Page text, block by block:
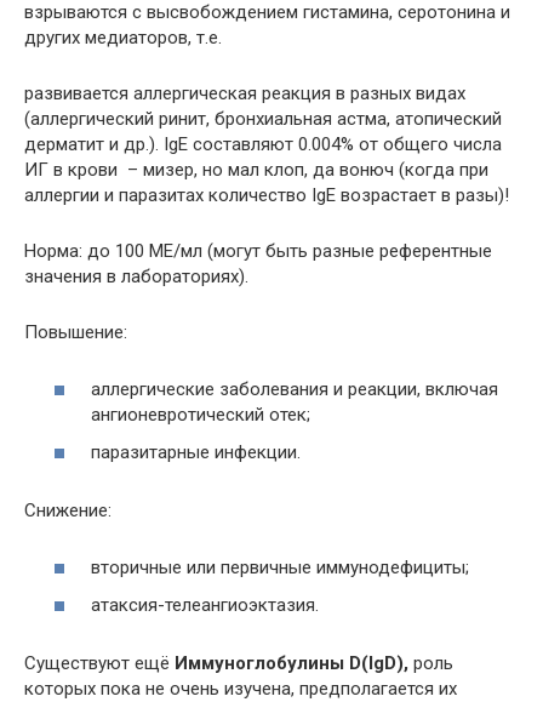
взрываются с высвобождением гистамина, серотонина и
других медиаторов, т.е.
развивается аллергическая реакция в разных видах
(аллергический ринит, бронхиальная астма, атопический
дерматит и др.). IgE cоставляют 0.004% от общего числа
ИГ в крови – мизер, но мал клоп, да вонюч (когда при
аллергии и паразитах количество IgE возрастает в разы)!
Норма: до 100 МЕ/мл (могут быть разные референтные
значения в лабораториях).
Повышение:
аллергические заболевания и реакции, включая
ангионевротический отек;
паразитарные инфекции.
Снижение:
вторичные или первичные иммунодефициты;
атаксия-телеангиоэктазия.
Существуют ещё Иммуноглобулины D(IgD), роль
которых пока не очень изучена, предполагается их